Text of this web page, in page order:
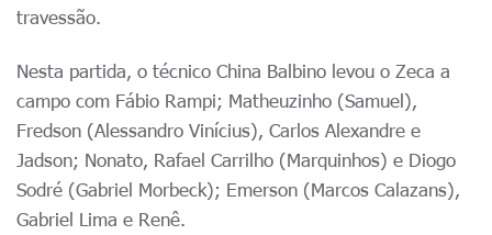
travessão.
Nesta partida, o técnico China Balbino levou o Zeca a
campo com Fábio Rampi; Matheuzinho (Samuel),
Fredson (Alessandro Vinícius), Carlos Alexandre e
Jadson; Nonato, Rafael Carrilho (Marquinhos) e Diogo
Sodré (Gabriel Morbeck); Emerson (Marcos Calazans),
Gabriel Lima e Renê.